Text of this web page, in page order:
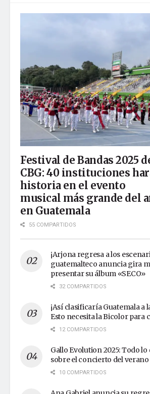
Festival de Bandas 2025
CBG: 40 instituciones
historia en el evento
musical más grande del
en Guatemala
55 COMPARTIDOS
¡Arjona regresa a los
guatemalteco anuncia gira
presentar su álbum «SECO»
32 COMPARTIDOS
¡Así clasificaría Guatemala a
Esto necesita la Bicolor para
12 COMPARTIDOS
Gallo Evolution 2025: Todo lo
sobre el concierto del
10 COMPARTIDOS